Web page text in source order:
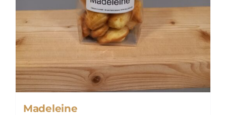
Madeleine